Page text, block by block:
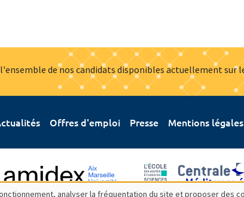
de nos candidats disponibles actuellement sur
Offres d'emploi Presse Mentions légales
analyser la fréquentation du site et proposer des